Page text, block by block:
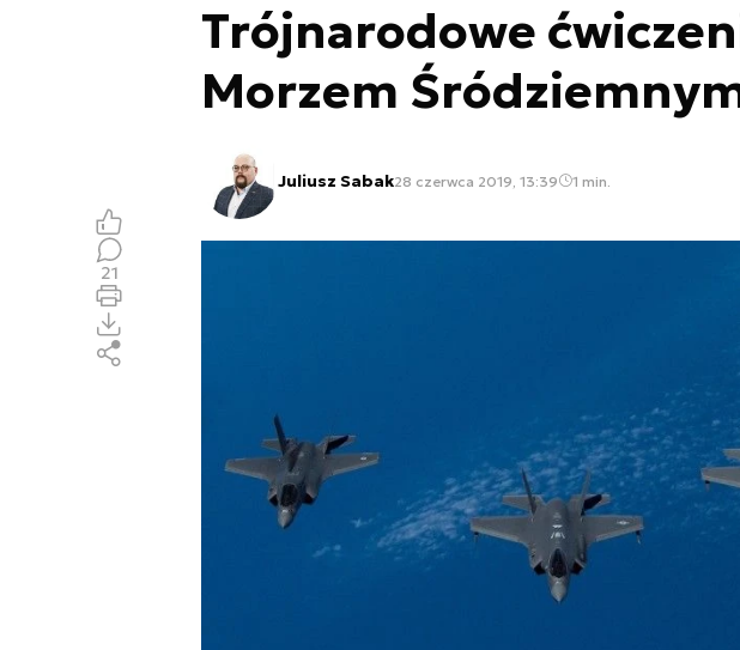
Trójnarodowe
Morzem
Juliusz Sabak28 czerwca 2019, 13:39 1 min.
21